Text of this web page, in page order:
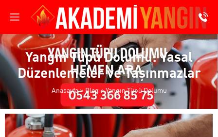
Yangın Tüpü Dolumu: Yasal
Düzenlemeler ve Taşınmazlar
Anasayfa»Blog»Yangın Tüpü Dolumu